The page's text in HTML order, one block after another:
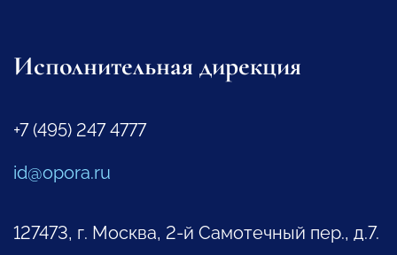
Исполнительная дирекция
+7 (495) 247 4777
id@opora.ru
127473, г. Москва, 2-й Самотечный пер., д.7.